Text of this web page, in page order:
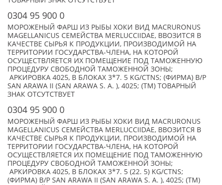
0304 95 900 0
МОРОЖЕНЫЙ ФАРШ ИЗ РЫБЫ ХОКИ ВИД MACRURONUS
MAGELLANICUS СЕМЕЙСТВА MERLUCCIIDAE, ВВОЗИТСЯ В
КАЧЕСТВЕ СЫРЬЯ К ПРОДУКЦИИ, ПРОИЗВОДИМОЙ НА
ТЕРРИТОРИИ ГОСУДАРСТВА-ЧЛЕНА, НА КОТОРОЙ
ОСУЩЕСТВЛЯЕТСЯ ИХ ПОМЕЩЕНИЕ ПОД ТАМОЖЕННУЮ
ПРОЦЕДУРУ СВОБОДНОЙ ТАМОЖЕННОЙ ЗОНЫ;
АРКИРОВКА 4025, В БЛОКАХ 3*7. 5 KG/CTNS; (ФИРМА) B/P
SAN ARAWA II (SAN ARAWA S. A. ), 4025; (TM) ТОВАРНЫЙ
ЗНАК ОТСУТСТВУЕТ
0304 95 900 0
МОРОЖЕНЫЙ ФАРШ ИЗ РЫБЫ ХОКИ ВИД MACRURONUS
MAGELLANICUS СЕМЕЙСТВА MERLUCCIIDAE, ВВОЗИТСЯ В
КАЧЕСТВЕ СЫРЬЯ К ПРОДУКЦИИ, ПРОИЗВОДИМОЙ НА
ТЕРРИТОРИИ ГОСУДАРСТВА-ЧЛЕНА, НА КОТОРОЙ
ОСУЩЕСТВЛЯЕТСЯ ИХ ПОМЕЩЕНИЕ ПОД ТАМОЖЕННУЮ
ПРОЦЕДУРУ СВОБОДНОЙ ТАМОЖЕННОЙ ЗОНЫ;
АРКИРОВКА 4025, В БЛОКАХ 3*7. 5 (22. 5) KG/CTNS;
(ФИРМА) B/P SAN ARAWA II (SAN ARAWA S. A. ), 4025; (TM)